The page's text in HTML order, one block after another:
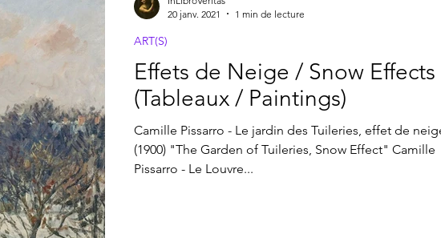
Effets de Neige / Snow Effects
(Tableaux / Paintings)
Camille Pissarro - Le jardin des Tuileries, effet de
(1900) "The Garden of Tuileries, Snow Effect" Camille
Pissarro - Le Louvre...
ART(S)
20 janv. 2021
1 min de lecture